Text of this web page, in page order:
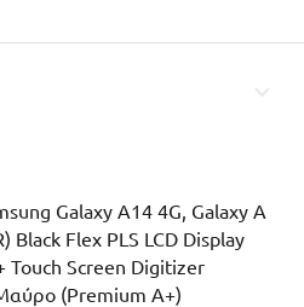
Galaxy A14 4G, Galaxy A
Black Flex PLS LCD Display
Touch Screen Digitizer
(Premium A+)